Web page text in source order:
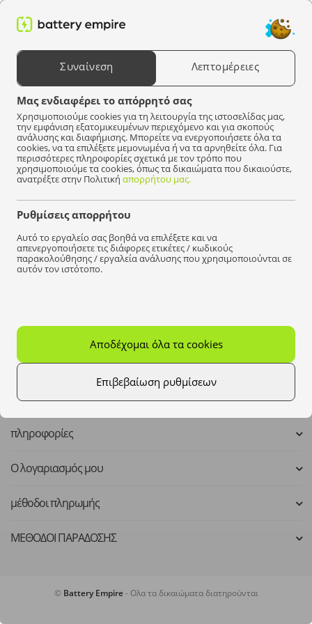
Συναίνεση Λεπτομέρειες
Μας ενδιαφέρει το απόρρητό σας
Χρησιμοποιούμε cookies για τη λειτουργία της ιστοσελίδας μας,
την εμφάνιση εξατομικευμένων περιεχόμενο και για σκοπούς
ανάλυσης και διαφήμισης. Μπορείτε να ενεργοποιήσετε όλα τα
cookies, να τα επιλέξετε μεμονωμένα ή να τα αρνηθείτε όλα. Για
περισσότερες πληροφορίες σχετικά με τον τρόπο που
χρησιμοποιούμε τα cookies, όπως τα δικαιώματα που δικαιούστε,
ανατρέξτε στην Πολιτική απορρήτου μας.
Ρυθμίσεις απορρήτου
Αυτό το εργαλείο σας βοηθά να επιλέξετε και να
απενεργοποιήσετε τις διάφορες ετικέτες / κωδικούς
παρακολούθησης / εργαλεία ανάλυσης που χρησιμοποιούνται σε
αυτόν τον ιστότοπο.
Επιβεβαίωση ρυθμίσεων
Αποδέχομαι όλα τα cookies
Αναζήτηση προϊόντων
Επιλέξτε μια συσκευή
Empire Φορτιστής Φορτιστής για κατσαβίδια χωρίς καλώδιο
Δεν βρέθηκαν προϊόντα που να ταιριάζουν με την
επιλογή σας.
Mo - Fr: 8:00 - 16:00
kontakt@batteryempire.de
πληροφορίες
Ο λογαριασμός μου
μέθοδοι πληρωμής
ΜΕΘΟΔΟΙ ΠΑΡΑΔΟΣΗΣ
© Battery Empire- Ολα τα δικαιώματα διατηρούνται